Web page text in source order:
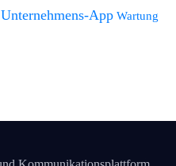
Unternehmens-App Wartung